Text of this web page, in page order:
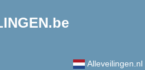
Alleveilingen.nl